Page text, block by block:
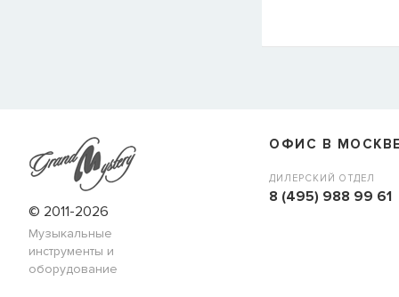
наличии, но вы можете оставить заявку и мы сообщим
когда товар можно будет купить.
Имя
E-mail
© 2011-2026
Музыкальные
инструменты и
оборудование
ОФИС В
ДИЛЕРСКИЙ ОТДЕЛ
8 (495) 988 99 61